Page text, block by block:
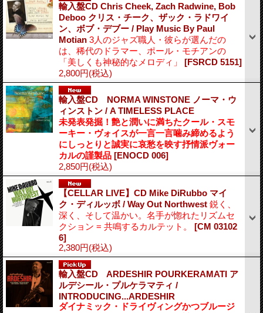
輸入盤CD Chris Cheek, Zach Radwine, Bob
Deboo クリス・チーク、ザック・ラドワイ
ン、ボブ・デブー / Play Music By Paul
Motian 3人のジャズ職人・彼らが選んだの
は、稀代のドラマー、ポール・モチアンの
「美しくも神秘的なメロディ」 [FSRCD 5151]
2,800円(税込)
輸入盤CD NORMA WINSTONE ノーマ・ウ
ィンストン / A TIMELESS PLACE
未発表発掘！艶と潤いに満ちたクール・スモ
ーキー・ヴォイスが一言一言噛み締めるよう
にしっとりと誠実に哀愁を映す抒情派ヴォー
カルの謹製品 [ENOCD 006]
2,850円(税込)
【CELLAR LIVE】CD Mike DiRubbo マイ
ク・ディルッボ / Way Out Northwest 鋭く、
深く、そして温かい。名手が惚れたリズムセ
クション = 共鳴するカルテット。
[CM 03102
6]
2,380円(税込)
輸入盤CD ARDESHIR POURKERAMATI ア
ルデシール・プルケラマティ /
INTRODUCING...ARDESHIR
ダイナミック・ドライヴィングかつブルージ